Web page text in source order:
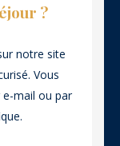
?
notre site
Vous
mail ou par